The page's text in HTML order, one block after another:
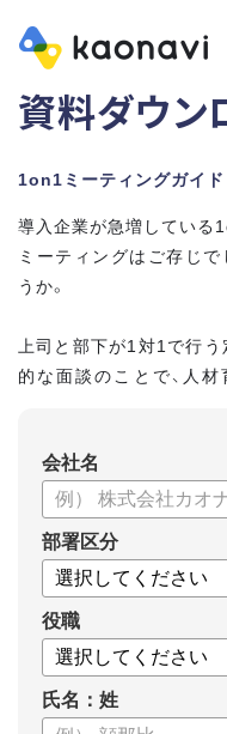
資料ダウン
1on1ミーティングガイド
導入企業が急増している
ミーティングはご存じで
うか。
上司と部下が1対1で行う
的な面談のことで、人材
こちらの資料では、
・1on1とは何か？
・1on1の基本的なやり方
・ 1on1 の基本アジェンダ
についてまとめましたの
会社名
部署区分
役職
氏名：姓